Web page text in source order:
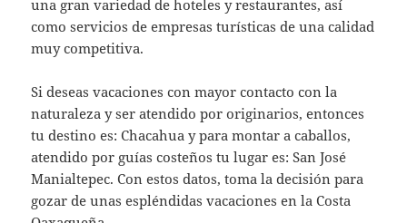
una gran variedad de hoteles y restaurantes, así
como servicios de empresas turísticas de una calidad
muy competitiva.
Si deseas vacaciones con mayor contacto con la
naturaleza y ser atendido por originarios, entonces
tu destino es: Chacahua y para montar a caballos,
atendido por guías costeños tu lugar es: San José
Manialtepec. Con estos datos, toma la decisión para
gozar de unas espléndidas vacaciones en la Costa